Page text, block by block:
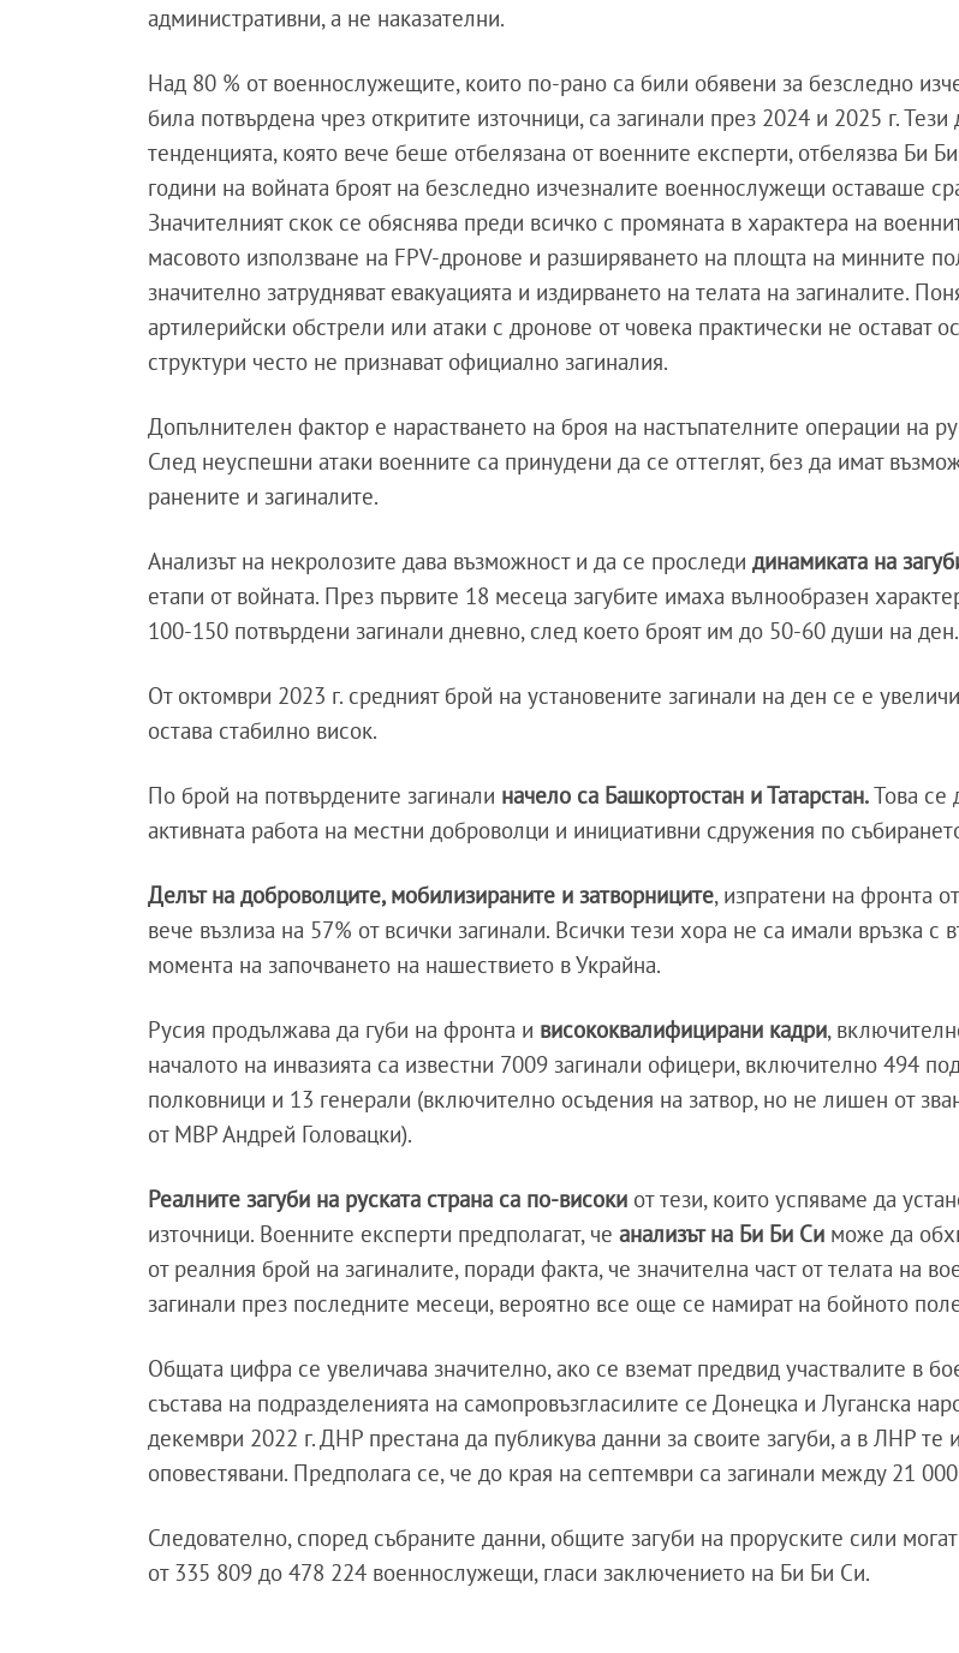
административни, а не наказателни.
Над 80 % от военнослужещите, които по-рано са били обявени за безследно
била потвърдена чрез откритите източници, са загинали през 2024 и 2025 г. Тези
тенденцията, която вече беше отбелязана от военните експерти, отбелязва Би
години на войната броят на безследно изчезналите военнослужещи оставаше
Значителният скок се обяснява преди всичко с промяната в характера на
масовото използване на FPV-дронове и разширяването на площта на минните
значително затрудняват евакуацията и издирването на телата на загиналите.
артилерийски обстрели или атаки с дронове от човека практически не остават
структури често не признават официално загиналия.
Допълнителен фактор е нарастването на броя на настъпателните операции на
След неуспешни атаки военните са принудени да се оттеглят, без да имат
ранените и загиналите.
Анализът на некролозите дава възможност и да се проследи динамиката на
етапи от войната. През първите 18 месеца загубите имаха вълнообразен
100-150 потвърдени загинали дневно, след което броят им до 50-60 души на ден.
От октомври 2023 г. средният брой на установените загинали на ден се е
остава стабилно висок.
По брой на потвърдените загинали начело са Башкортостан и Татарстан.Това се
активната работа на местни доброволци и инициативни сдружения по
Делът на доброволците, мобилизираните и затворниците, изпратени на фронта
вече възлиза на 57% от всички загинали. Всички тези хора не са имали връзка с
момента на започването на нашествието в Украйна.
Русия продължава да губи на фронта и висококвалифицирани кадри,
началото на инвазията са известни 7009 загинали офицери, включително 494
полковници и 13 генерали (включително осъдения на затвор, но не лишен от
от МВР Андрей Головацки).
Реалните загуби на руската страна са по-високи от тези, които успяваме да
източници. Военните експерти предполагат, чеанализът на Би Би Си може да
от реалния брой на загиналите, поради факта, че значителна част от телата на
загинали през последните месеци, вероятно все още се намират на бойното
Общата цифра се увеличава значително, ако се вземат предвид участвалите в
състава на подразделенията на самопровъзгласилите се Донецка и Луганска
декември 2022 г. ДНР престана да публикува данни за своите загуби, а в ЛНР те
оповестявани. Предполага се, че до края на септември са загинали между 21
Следователно, според събраните данни, общите загуби на проруските сили
от 335 809 до 478 224 военнослужещи, гласи заключението на Би Би Си.